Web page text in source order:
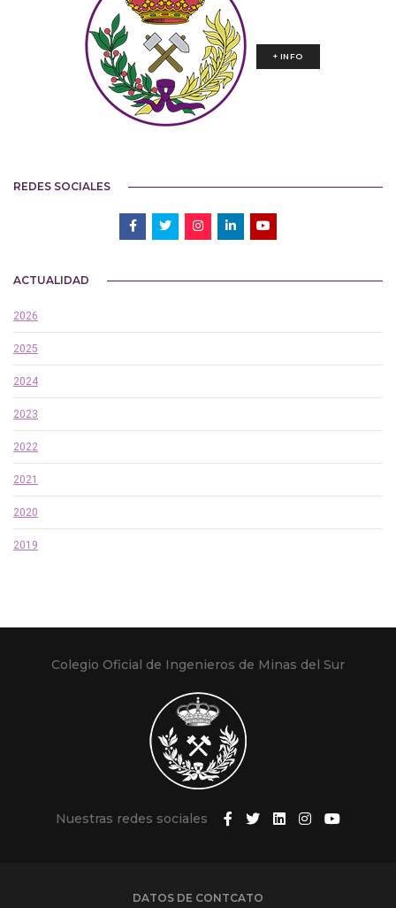
+ INFO
REDES SOCIALES
ACTUALIDAD
2026
2025
2024
2023
2022
2021
2020
2019
Colegio Oficial de Ingenieros de Minas del Sur
Nuestras redes sociales
DATOS DE CONTCATO